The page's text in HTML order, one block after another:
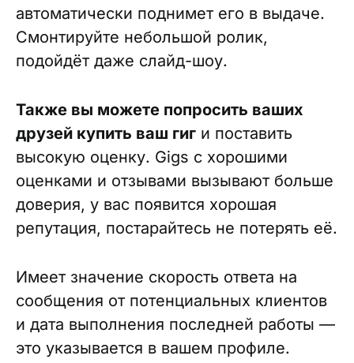
автоматически поднимет его в выдаче.
Смонтируйте небольшой ролик,
подойдёт даже слайд-шоу.
Также вы можете попросить ваших
друзей купить ваш гиг и поставить
высокую оценку. Gigs с хорошими
оценками и отзывами вызывают больше
доверия, у вас появится хорошая
репутация, постарайтесь не потерять её.
Имеет значение скорость ответа на
сообщения от потенциальных клиентов
и дата выполнения последней работы —
это указывается в вашем профиле.